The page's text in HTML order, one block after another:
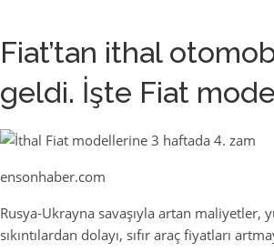
Fiat’tan ithal
geldi. İşte Fiat
ensonhaber.com
Rusya-Ukrayna savaşıyla artan
sıkıntılardan dolayı, sıfır araç fiyatları